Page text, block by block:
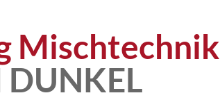
Mischtechnik
DUNKEL